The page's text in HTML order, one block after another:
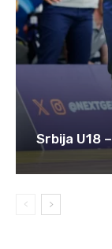
Srbija U18